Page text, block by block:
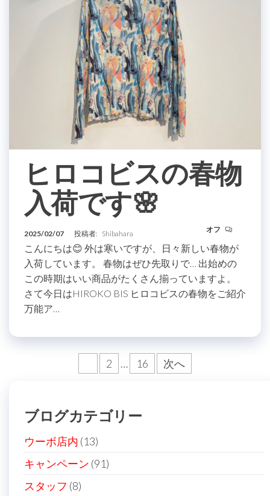
ヒロコビスの春物
入荷です🌸
2025/02/07 投稿者: Shibahara オフ
こんにちは😊 外は寒いですが、日々新しい春物が
入荷しています。 春物はぜひ先取りで… 出始めの
この時期はいい商品がたくさん揃っていますよ。
さて今日はHIROKO BIS ヒロコビスの春物をご紹介
万能ア…
ー
ジ
送
2 … 16 次へ
ブログカテゴリー
ウーボ店内 (13)
キャンペーン (91)
スタッフ (8)